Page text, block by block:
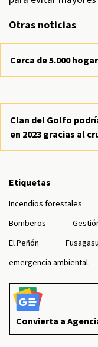
Otras noticias
Cerca de 5.000
Clan del Golfo
en 2023 gracias al
Etiquetas
Incendios forestales
Bomberos
El Peñón
emergencia ambiental.
Convierta a